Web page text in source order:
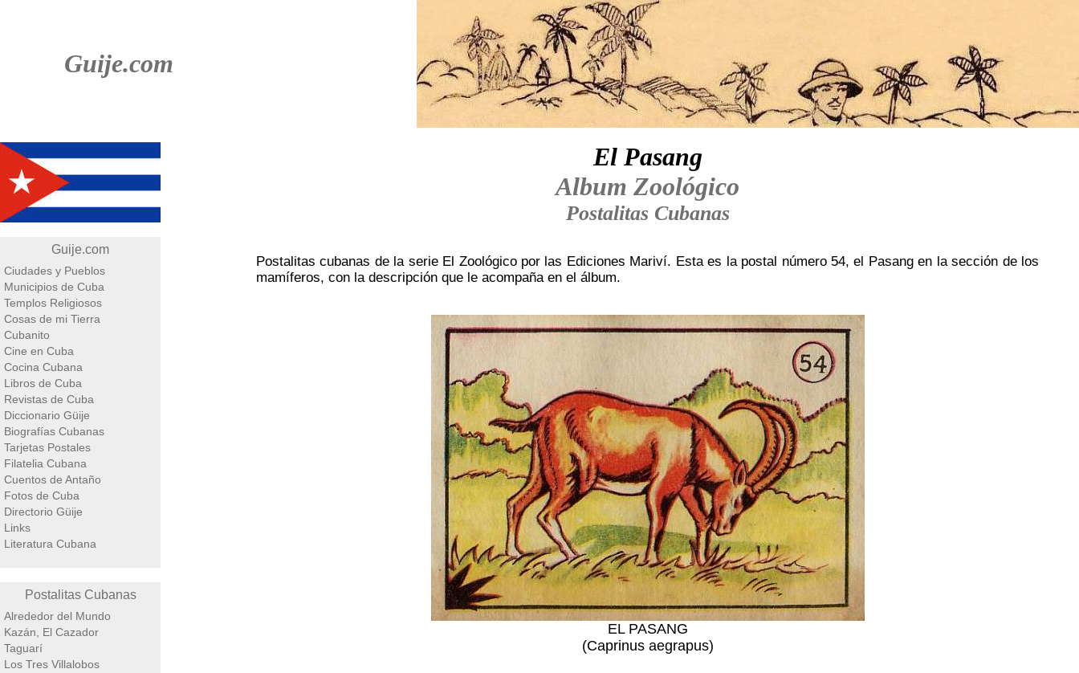
Guije.com
Guije.com
Ciudades y Pueblos
Municipios de Cuba
Templos Religiosos
Cosas de mi Tierra
Cubanito
Cine en Cuba
Cocina Cubana
Libros de Cuba
Revistas de Cuba
Diccionario Güije
Biografías Cubanas
Tarjetas Postales
Filatelia Cubana
Cuentos de Antaño
Fotos de Cuba
Directorio Güije
Links
Literatura Cubana
Postalitas Cubanas
Alrededor del Mundo
Kazán, El Cazador
Taguarí
Los Tres Villalobos
El Pasang
Album Zoológico
Postalitas Cubanas
Postalitas cubanas de la serie El Zoológico por las Ediciones Mariví. Esta es la postal número 54, el Pasang en la sección de los
mamíferos, con la descripción que le acompaña en el álbum.
EL PASANG
(Caprinus aegrapus)